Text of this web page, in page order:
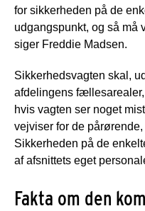
for sikkerheden på de
udgangspunkt, og så må
siger Freddie Madsen.
Sikkerhedsvagten skal,
afdelingens
hvis vagten ser noget
vejviser for de
Sikkerheden på de
af afsnittets eget
Fakta om den